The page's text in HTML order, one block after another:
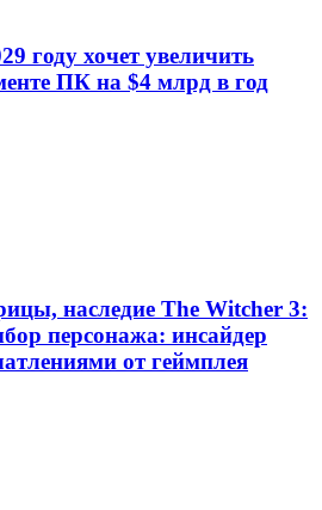
году хочет увеличить
ПК на $4 млрд в год
наследие The Witcher 3:
персонажа: инсайдер
от геймплея